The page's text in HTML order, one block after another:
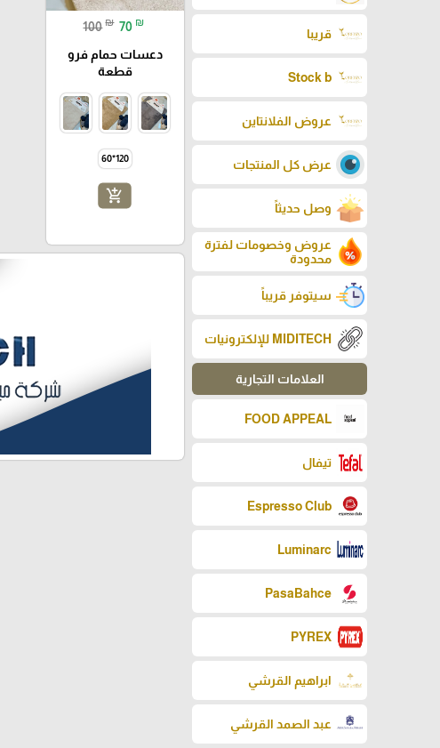
قريبا
Stock b
عروض الفلانتاين
عرض كل المنتجات
وصل حديثاً
عروض وخصومات لفترة
محدودة
سيتوفر قريباً
MIDITECH للإلكترونيات
العلامات التجارية
FOOD APPEAL
تيفال
Espresso Club
Luminarc
PasaBahce
PYREX
ابراهيم القرشي
عبد الصمد القرشي
100 ₪ 70 ₪
دعسات حمام فرو
قطعة
120*60
add_shopping_cart